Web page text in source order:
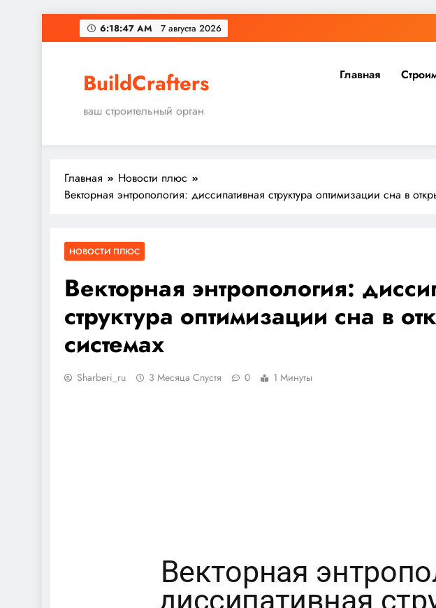
Перейти
к
6:18:47 AM 7 августа 2026
BuildCrafters
ваш строительный орган
Главная
Главная
Новости плюс
Векторная энтропология: диссипативная структура оптимизации сна в
НОВОСТИ ПЛЮС
Векторная энтропология:
структура оптимизации сна в
системах
Sharberi_ru 3 Месяца Спустя 0 1 Минуты